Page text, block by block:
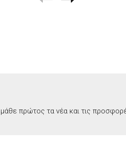
πρώτος τα νέα και τις